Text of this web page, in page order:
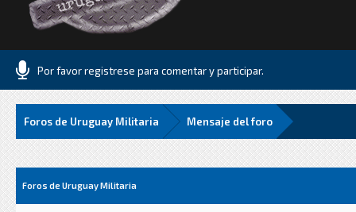
Por favor registrese para comentar y participar.
Foros de Uruguay Militaria Mensaje del foro
Foros de Uruguay Militaria